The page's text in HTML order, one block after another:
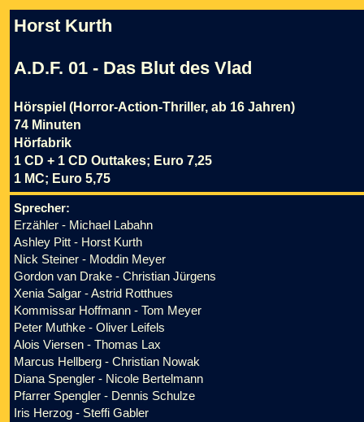
Horst Kurth
A.D.F. 01 - Das Blut des Vlad
Hörspiel (Horror-Action-Thriller, ab 16 Jahren)
74 Minuten
Hörfabrik
1 CD + 1 CD Outtakes; Euro 7,25
1 MC; Euro 5,75
Sprecher:
Erzähler - Michael Labahn
Ashley Pitt - Horst Kurth
Nick Steiner - Moddin Meyer
Gordon van Drake - Christian Jürgens
Xenia Salgar - Astrid Rotthues
Kommissar Hoffmann - Tom Meyer
Peter Muthke - Oliver Leifels
Alois Viersen - Thomas Lax
Marcus Hellberg - Christian Nowak
Diana Spengler - Nicole Bertelmann
Pfarrer Spengler - Dennis Schulze
Iris Herzog - Steffi Gabler